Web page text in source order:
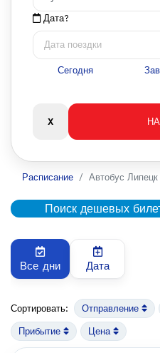
Дата?
Сегодня
Расписание Автобус
Поиск дешевых
Все дни Дата
Сортировать: Отправление
Прибытие Цена